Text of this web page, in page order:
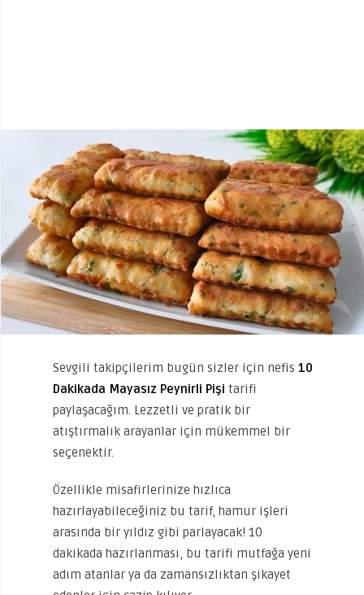
Sevgili takipçilerim bugün sizler için nefis 10
Dakikada Mayasız Peynirli Pişi tarifi
paylaşacağım. Lezzetli ve pratik bir
atıştırmalık arayanlar için mükemmel bir
seçenektir.
Özellikle misafirlerinize hızlıca
hazırlayabileceğiniz bu tarif, hamur işleri
arasında bir yıldız gibi parlayacak! 10
dakikada hazırlanması, bu tarifi mutfağa yeni
adım atanlar ya da zamansızlıktan şikayet